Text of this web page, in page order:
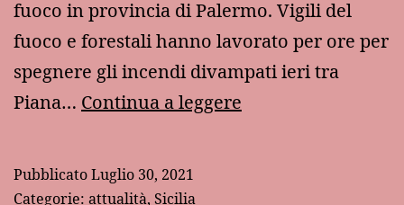
fuoco in provincia di Palermo. Vigili del
fuoco e forestali hanno lavorato per ore per
spegnere gli incendi divampati ieri tra
Piana… Continua a leggere
PubblicatoLuglio 30, 2021
Categorie: attualità, Sicilia